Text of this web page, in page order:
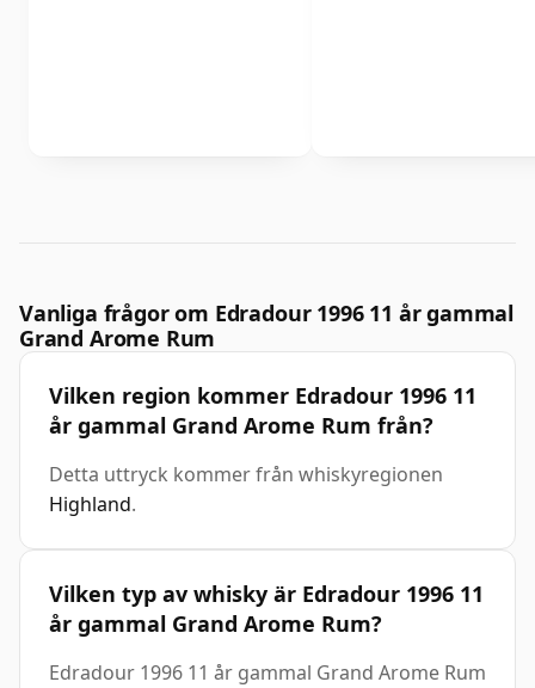
Vanliga frågor om Edradour 1996 11 år gammal
Grand Arome Rum
Vilken region kommer Edradour 1996 11
år gammal Grand Arome Rum från?
Detta uttryck kommer från whiskyregionen
Highland.
Vilken typ av whisky är Edradour 1996 11
år gammal Grand Arome Rum?
Edradour 1996 11 år gammal Grand Arome Rum